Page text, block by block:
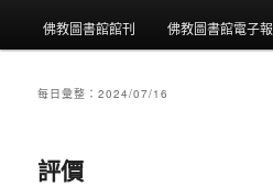
佛教圖書館館刊 佛教圖書館電子報
每日彙整：2024/07/16
評價